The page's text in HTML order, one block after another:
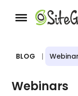
Botón de navegación móvil
BLOG |
Webinars